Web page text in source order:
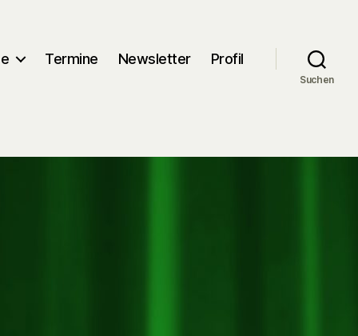
Termine Newsletter Profil
Suchen